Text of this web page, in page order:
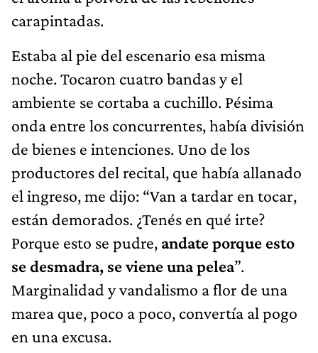
carapintadas.
Estaba al pie del escenario esa misma
noche. Tocaron cuatro bandas y el
ambiente se cortaba a cuchillo. Pésima
onda entre los concurrentes, había división
de bienes e intenciones. Uno de los
productores del recital, que había allanado
el ingreso, me dijo: “Van a tardar en tocar,
están demorados. ¿Tenés en qué irte?
Porque esto se pudre, andate porque esto
se desmadra, se viene una pelea”.
Marginalidad y vandalismo a flor de una
marea que, poco a poco, convertía al pogo
en una excusa.